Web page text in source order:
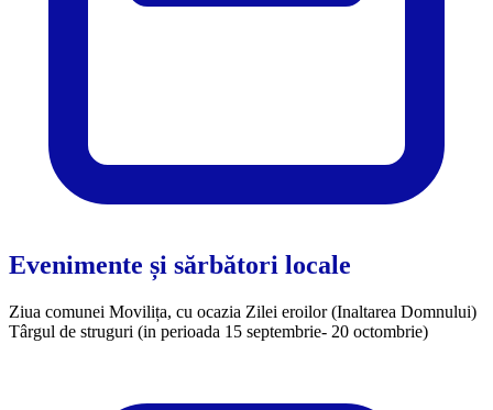
Evenimente și sărbători locale
Ziua comunei Movilița, cu ocazia Zilei eroilor (Inaltarea Domnului)
​Târgul de struguri (in perioada 15 septembrie- 20 octombrie)